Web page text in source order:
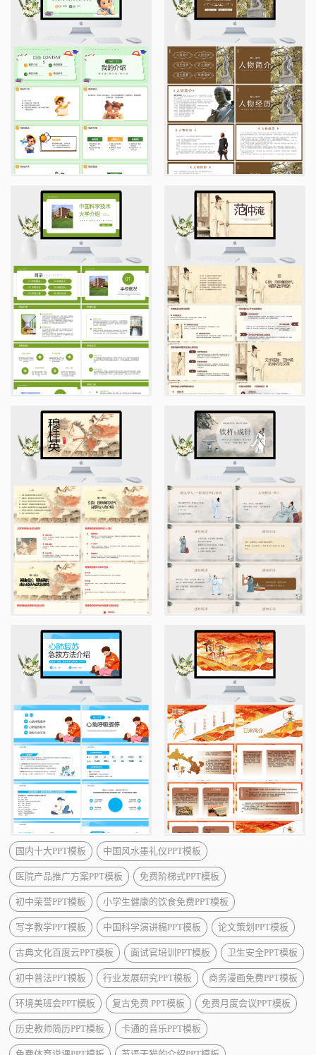
国内十大PPT模板 中国风水墨礼仪PPT模板
医院产品推广方案PPT模板 免费阶梯式PPT模板
初中荣誉PPT模板 小学生健康的饮食免费PPT模板
写字教学PPT模板 中国科学演讲稿PPT模板 论文策划PPT模板
古典文化百度云PPT模板 面试官培训PPT模板 卫生安全PPT模板
初中普法PPT模板 行业发展研究PPT模板 商务漫画免费PPT模板
环境美班会PPT模板 复古免费.PPT模板 免费月度会议PPT模板
历史教师简历PPT模板 卡通的音乐PPT模板